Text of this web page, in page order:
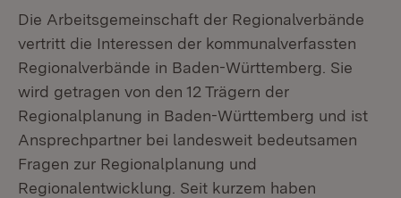
Die Arbeitsgemeinschaft der Regionalverbände
vertritt die Interessen der kommunalverfassten
Regionalverbände in Baden-Württemberg. Sie
wird getragen von den 12 Trägern der
Regionalplanung in Baden-Württemberg und ist
Ansprechpartner bei landesweit bedeutsamen
Fragen zur Regionalplanung und
Regionalentwicklung. Seit kurzem haben